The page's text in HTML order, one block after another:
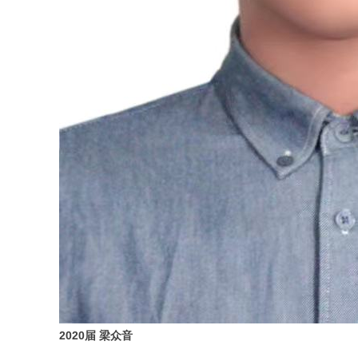
2020届 梁众音